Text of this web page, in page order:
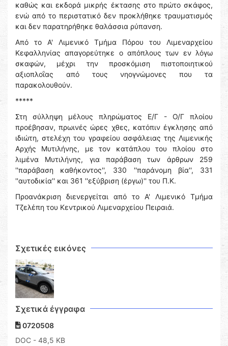
καθώς και εκδορά μικρής έκτασης στο πρώτο σκάφος,
ενώ από το περιστατικό δεν προκλήθηκε τραυματισμός
και δεν παρατηρήθηκε θαλάσσια ρύπανση.
Από το Α' Λιμενικό Τμήμα Πόρου του Λιμεναρχείου
Κεφαλληνίας απαγορεύτηκε ο απόπλους των εν λόγω
σκαφών, μέχρι την προσκόμιση πιστοποιητικού
αξιοπλοΐας από τους νηογνώμονες που τα
παρακολουθούν.
*****
Στη σύλληψη μέλους πληρώματος Ε/Γ - Ο/Γ πλοίου
προέβησαν, πρωινές ώρες χθες, κατόπιν έγκλησης από
ιδιώτη, στελέχη του γραφείου ασφάλειας της Λιμενικής
Αρχής Μυτιλήνης, με τον κατάπλου του πλοίου στο
λιμένα Μυτιλήνης, για παράβαση των άρθρων 259
''παράβαση καθήκοντος'', 330 ''παράνομη βία'', 331
''αυτοδικία'' και 361 ''εξύβριση (έργω)'' του Π.Κ.
Προανάκριση διενεργείται από το Α' Λιμενικό Τμήμα
Τζελέπη του Κεντρικού Λιμεναρχείου Πειραιά.
Σχετικές εικόνες
Σχετικά έγγραφα
0720508
DOC - 48,5 KB